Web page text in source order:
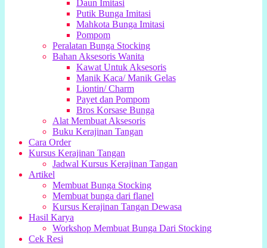
Daun Imitasi
Putik Bunga Imitasi
Mahkota Bunga Imitasi
Pompom
Peralatan Bunga Stocking
Bahan Aksesoris Wanita
Kawat Untuk Aksesoris
Manik Kaca/ Manik Gelas
Liontin/ Charm
Payet dan Pompom
Bros Korsase Bunga
Alat Membuat Aksesoris
Buku Kerajinan Tangan
Cara Order
Kursus Kerajinan Tangan
Jadwal Kursus Kerajinan Tangan
Artikel
Membuat Bunga Stocking
Membuat bunga dari flanel
Kursus Kerajinan Tangan Dewasa
Hasil Karya
Workshop Membuat Bunga Dari Stocking
Cek Resi